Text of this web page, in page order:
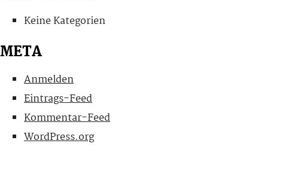
Keine Kategorien
META
Anmelden
Eintrags-Feed
Kommentar-Feed
WordPress.org